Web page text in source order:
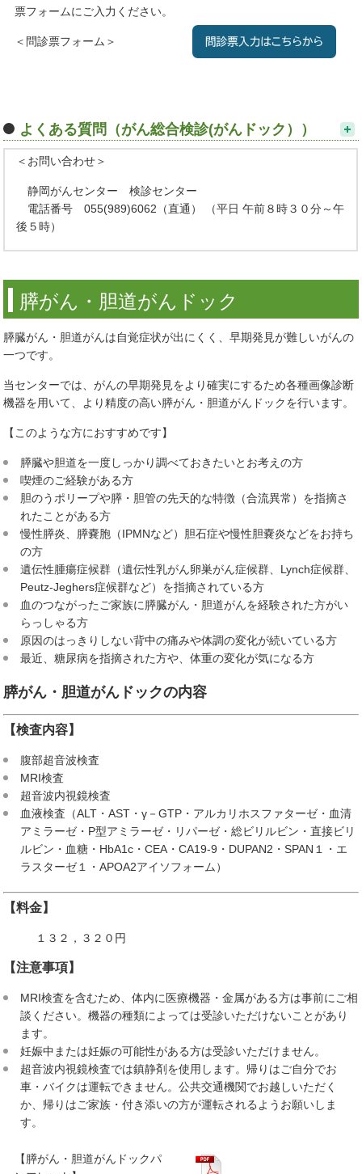
票フォームにご入力ください。
＜問診票フォーム＞
よくある質問（がん総合検診(がんドック））
＜お問い合わせ＞
静岡がんセンター 検診センター
電話番号 055(989)6062（直通） （平日 午前８時３０分～午
後５時）
膵がん・胆道がんドック
膵臓がん・胆道がんは自覚症状が出にくく、早期発見が難しいがんの
一つです。
当センターでは、がんの早期発見をより確実にするため各種画像診断
機器を用いて、より精度の高い膵がん・胆道がんドックを行います。
【このような方におすすめです】
膵臓や胆道を一度しっかり調べておきたいとお考えの方
喫煙のご経験がある方
胆のうポリープや膵・胆管の先天的な特徴（合流異常）を指摘さ
れたことがある方
慢性膵炎、膵嚢胞（IPMNなど）胆石症や慢性胆嚢炎などをお持ち
の方
遺伝性腫瘍症候群（遺伝性乳がん卵巣がん症候群、Lynch症候群、
Peutz-Jeghers症候群など）を指摘されている方
血のつながったご家族に膵臓がん・胆道がんを経験された方がい
らっしゃる方
原因のはっきりしない背中の痛みや体調の変化が続いている方
最近、糖尿病を指摘された方や、体重の変化が気になる方
膵がん・胆道がんドックの内容
【検査内容】
腹部超音波検査
MRI検査
超音波内視鏡検査
血液検査（ALT・AST・γ－GTP・アルカリホスファターゼ・血清
アミラーゼ・P型アミラーゼ・リパーゼ・総ビリルビン・直接ビリ
ルビン・血糖・HbA1c・CEA・CA19-9・DUPAN2・SPAN１・エ
ラスターゼ１・APOA2アイソフォーム）
【料金】
１３２，３２０円
【注意事項】
MRI検査を含むため、体内に医療機器・金属がある方は事前にご相
談ください。機器の種類によっては受診いただけないことがあり
ます。
妊娠中または妊娠の可能性がある方は受診いただけません。
超音波内視鏡検査では鎮静剤を使用します。帰りはご自分でお
車・バイクは運転できません。公共交通機関でお越しいただく
か、帰りはご家族・付き添いの方が運転されるようお願いしま
す。
【膵がん・胆道がんドックパ